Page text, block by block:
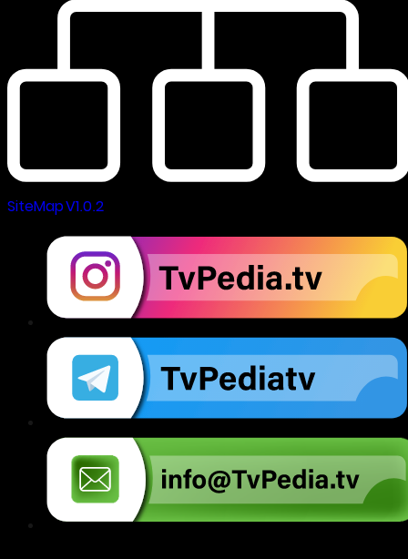
SiteMap V1.0.2